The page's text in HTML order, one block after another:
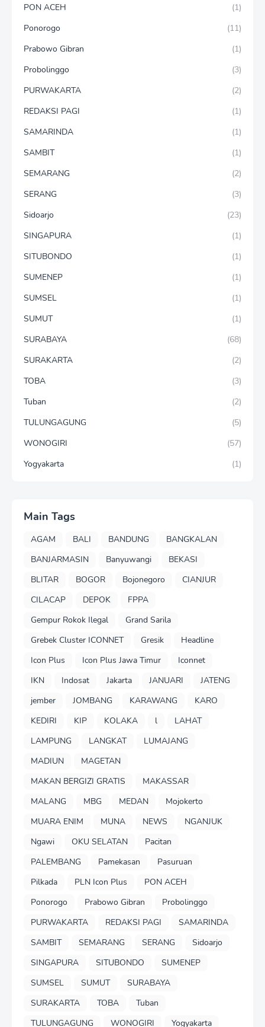
PON ACEH
(1)
Ponorogo
(11)
Prabowo Gibran
(1)
Probolinggo
(3)
PURWAKARTA
(2)
REDAKSI PAGI
(1)
SAMARINDA
(1)
SAMBIT
(1)
SEMARANG
(2)
SERANG
(3)
Sidoarjo
(23)
SINGAPURA
(1)
SITUBONDO
(1)
SUMENEP
(1)
SUMSEL
(1)
SUMUT
(1)
SURABAYA
(68)
SURAKARTA
(2)
TOBA
(3)
Tuban
(2)
TULUNGAGUNG
(5)
WONOGIRI
(57)
Yogyakarta
(1)
Main Tags
AGAM BALI BANDUNG
BANGKALAN
BANJARMASIN
Banyuwangi
BEKASI
BLITAR
BOGOR Bojonegoro
CIANJUR
CILACAP
DEPOK
FPPA
Gempur Rokok Ilegal
Grand Sarila
Grebek Cluster ICONNET
Gresik
Headline
Icon Plus
Icon Plus Jawa Timur
Iconnet
IKN
Indosat Jakarta JANUARI
JATENG
jember
JOMBANG KARAWANG
KARO
KEDIRI
KIP KOLAKA l
LAHAT
LAMPUNG
LANGKAT
LUMAJANG
MADIUN
MAGETAN
MAKAN BERGIZI GRATIS
MAKASSAR
MALANG
MBG MEDAN
Mojokerto
MUARA ENIM
MUNA NEWS
NGANJUK
Ngawi
OKU SELATAN
Pacitan
PALEMBANG
Pamekasan
Pasuruan
Pilkada
PLN Icon Plus
PON ACEH
Ponorogo
Prabowo Gibran
Probolinggo
PURWAKARTA
REDAKSI PAGI
SAMARINDA
SAMBIT
SEMARANG SERANG
Sidoarjo
SINGAPURA
SITUBONDO
SUMENEP
SUMSEL
SUMUT
SURABAYA
SURAKARTA
TOBA
Tuban
TULUNGAGUNG
WONOGIRI Yogyakarta